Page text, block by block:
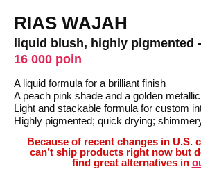
RIAS WAJAH
liquid blush, highly pigmented
16 000 poin
A liquid formula for a brilliant finish
A peach pink shade and a golden
Light and stackable formula for custom
Highly pigmented; quick drying;
Because of recent changes in U.S.
can’t ship products right now but
find great alternatives in